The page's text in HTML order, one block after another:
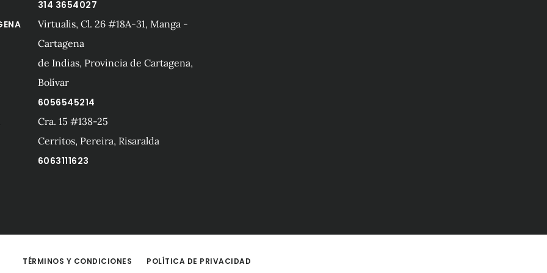
314 3654027
Virtualis, Cl. 26 #18A-31, Manga -
Cartagena
de Indias, Provincia de Cartagena,
Bolívar
6056545214
Cra. 15 #138-25
Cerritos, Pereira, Risaralda
6063111623
TÉRMINOS Y CONDICIONES POLÍTICA DE PRIVACIDAD